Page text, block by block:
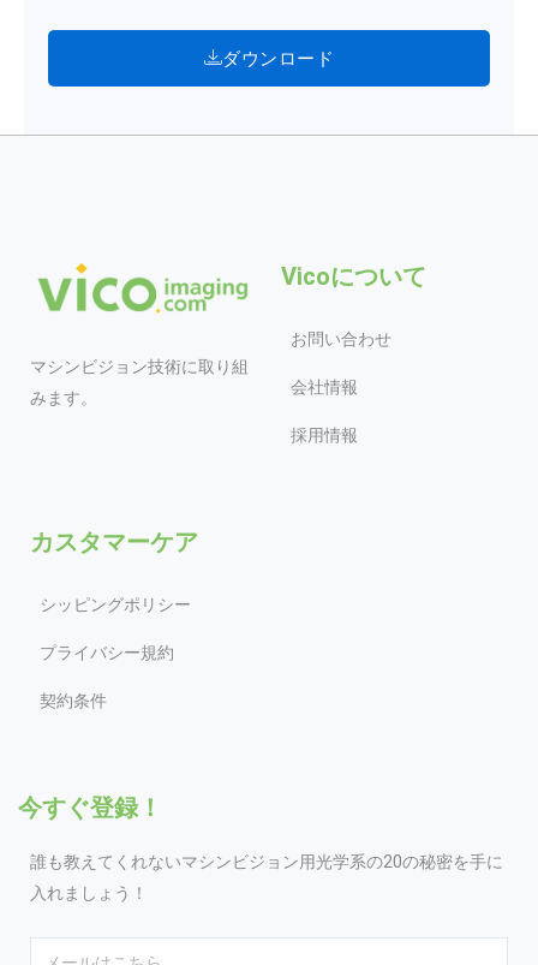
ダウンロード
マシンビジョン技術に取り組
みます。
Vicoについて
お問い合わせ
会社情報
採用情報
カスタマーケア
シッピングポリシー
プライバシー規約
契約条件
今すぐ登録！
誰も教えてくれないマシンビジョン用光学系の20の秘密を手に
入れましょう！